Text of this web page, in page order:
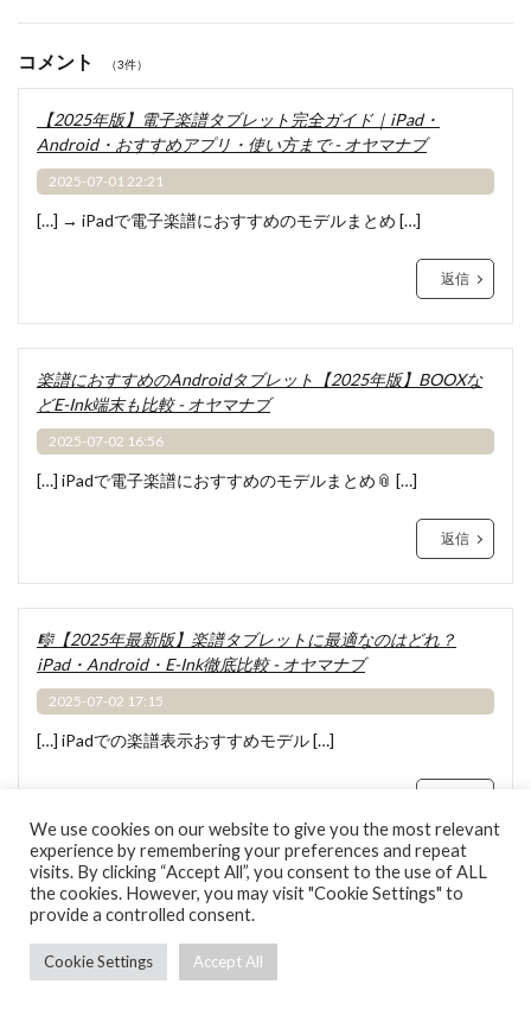
コメント （3件）
【2025年版】電子楽譜タブレット完全ガイド｜iPad・
Android・おすすめアプリ・使い方まで - オヤマナブ
2025-07-01 22:21
[…] → iPadで電子楽譜におすすめのモデルまとめ […]
返信
楽譜におすすめのAndroidタブレット【2025年版】BOOXな
どE-Ink端末も比較 - オヤマナブ
2025-07-02 16:56
[…] iPadで電子楽譜におすすめのモデルまとめ📎 […]
返信
🎼【2025年最新版】楽譜タブレットに最適なのはどれ？
iPad・Android・E-Ink徹底比較 - オヤマナブ
2025-07-02 17:15
[…] iPadでの楽譜表示おすすめモデル […]
コメントを書く
メールアドレスが公開されることはありません。
コメント※
We use cookies on our website to give you the most relevant
experience by remembering your preferences and repeat
visits. By clicking “Accept All”, you consent to the use of ALL
the cookies. However, you may visit "Cookie Settings" to
provide a controlled consent.
Cookie Settings Accept All